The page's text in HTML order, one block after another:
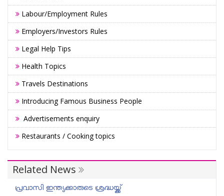
Labour/Employment Rules
Employers/Investors Rules
Legal Help Tips
Health Topics
Travels Destinations
Introducing Famous Business People
Advertisements enquiry
Restaurants / Cooking topics
Related News
പ്രവാസി ഇന്ത്യക്കാരുടെ ശ്രദ്ധയ്ക്ക്